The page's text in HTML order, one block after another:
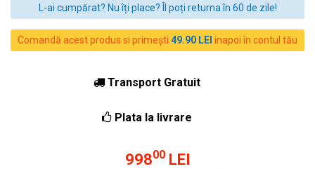
L-ai cumpărat? Nu îți place? Îl poți returna în 60 de zile!
Comandă acest produs si primești 49.90 LEI inapoi în contul tău
Transport Gratuit
Plata la livrare
99800LEI